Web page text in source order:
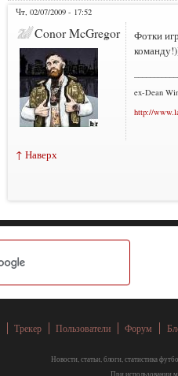
Чт, 02/07/2009 - 17:52
Conor McGregor
Фотки
ex-Dean
http://
↑ Наверх
Трекер Пользователи Форум
Новости, статьи, блоги, статистика
При использовании